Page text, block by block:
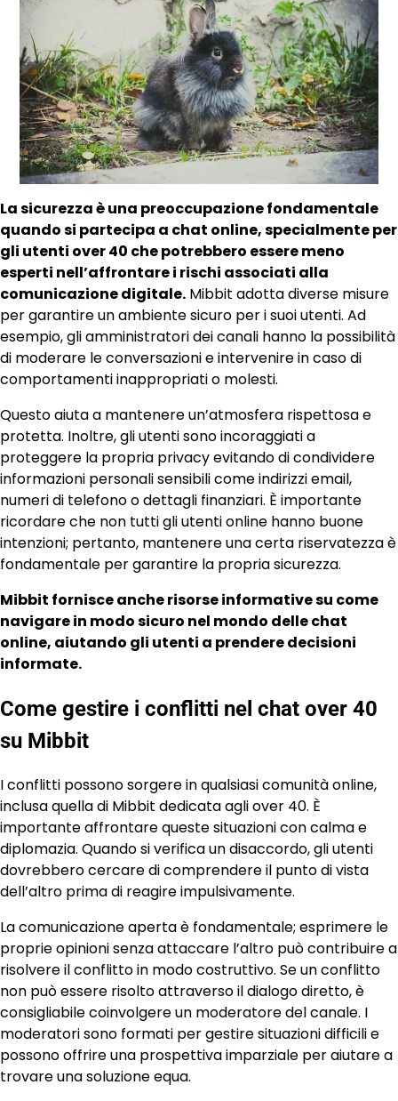
La sicurezza è una preoccupazione fondamentale
quando si partecipa a chat online, specialmente per
gli utenti over 40 che potrebbero essere meno
esperti nell’affrontare i rischi associati alla
comunicazione digitale. Mibbit adotta diverse misure
per garantire un ambiente sicuro per i suoi utenti. Ad
esempio, gli amministratori dei canali hanno la possibilità
di moderare le conversazioni e intervenire in caso di
comportamenti inappropriati o molesti.
Questo aiuta a mantenere un’atmosfera rispettosa e
protetta. Inoltre, gli utenti sono incoraggiati a
proteggere la propria privacy evitando di condividere
informazioni personali sensibili come indirizzi email,
numeri di telefono o dettagli finanziari. È importante
ricordare che non tutti gli utenti online hanno buone
intenzioni; pertanto, mantenere una certa riservatezza è
fondamentale per garantire la propria sicurezza.
Mibbit fornisce anche risorse informative su come
navigare in modo sicuro nel mondo delle chat
online, aiutando gli utenti a prendere decisioni
informate.
Come gestire i conflitti nel chat over 40
su Mibbit
I conflitti possono sorgere in qualsiasi comunità online,
inclusa quella di Mibbit dedicata agli over 40. È
importante affrontare queste situazioni con calma e
diplomazia. Quando si verifica un disaccordo, gli utenti
dovrebbero cercare di comprendere il punto di vista
dell’altro prima di reagire impulsivamente.
La comunicazione aperta è fondamentale; esprimere le
proprie opinioni senza attaccare l’altro può contribuire a
risolvere il conflitto in modo costruttivo. Se un conflitto
non può essere risolto attraverso il dialogo diretto, è
consigliabile coinvolgere un moderatore del canale. I
moderatori sono formati per gestire situazioni difficili e
possono offrire una prospettiva imparziale per aiutare a
trovare una soluzione equa.